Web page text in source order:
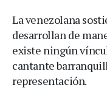
La venezolana
desarrollan de
existe ningún
cantante
representación.